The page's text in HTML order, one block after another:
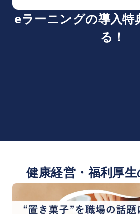
eラーニングの導入特
る！
健康経営・福利厚